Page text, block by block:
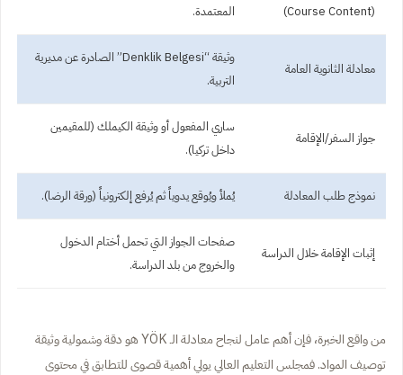
(Course Content)
المعتمدة.
معادلة الثانوية العامة
وثيقة “Denklik Belgesi” الصادرة عن مديرية
التربية.
جواز السفر/الإقامة
ساري المفعول أو وثيقة الكيملك (للمقيمين
داخل تركيا).
نموذج طلب المعادلة يُملأ ويُوقع يدوياً ثم يُرفع إلكترونياً (ورقة الرضا).
إثبات الإقامة خلال الدراسة
صفحات الجواز التي تحمل أختام الدخول
والخروج من بلد الدراسة.
من واقع الخبرة، فإن أهم عامل لنجاح معادلة الـ YÖK هو دقة وشمولية وثيقة
توصيف المواد. فمجلس التعليم العالي يولي أهمية قصوى للتطابق في محتوى